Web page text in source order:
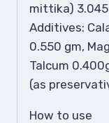
mittika) 3.045
Additives:
0.550 gm,
Talcum
(as
How to use